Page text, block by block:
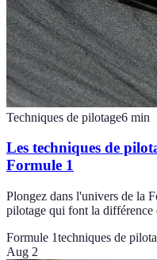
Techniques de pilotage6 min
Les techniques de
Formule 1
Plongez dans l'univers de la
pilotage qui font la différence
Formule 1techniques de
Aug 2